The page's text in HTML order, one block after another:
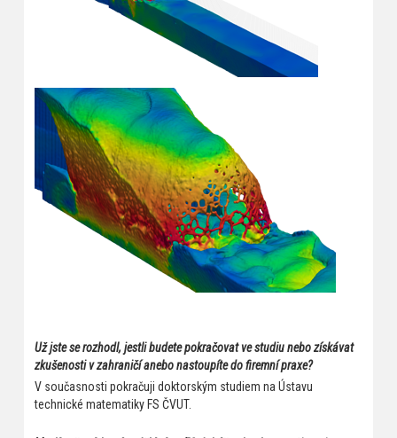
Už jste se rozhodl, jestli budete pokračovat ve studiu nebo získávat
zkušenosti v zahraničí anebo nastoupíte do firemní praxe?
V současnosti pokračuji doktorským studiem na Ústavu
technické matematiky FS ČVUT.